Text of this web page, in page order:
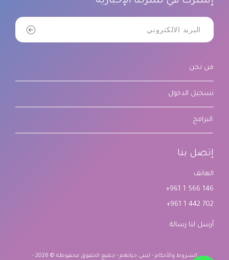
من نحن
تسجيل الدخول
البرامج
إتصل بنا
الهاتف
+961 1 566 146
+961 1 442 702
أرسل لنا رسالة
الشروط والأحكام - لنبني حياتهم - جميع الحقوق محفوظة © 2026 -